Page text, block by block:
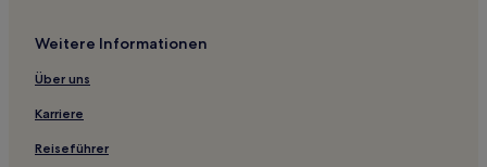
Weitere Informationen
Über uns
Karriere
Reiseführer